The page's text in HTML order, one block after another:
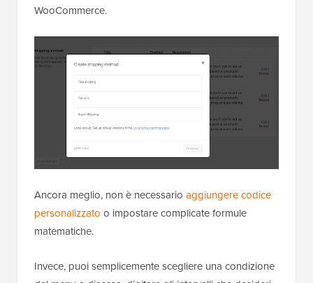
WooCommerce.
Ancora meglio, non è necessario aggiungere codice
personalizzato o impostare complicate formule
matematiche.
Invece, puoi semplicemente scegliere una condizione